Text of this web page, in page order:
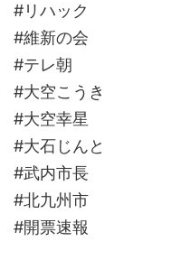
#リハック
#維新の会
#テレ朝
#大空こうき
#大空幸星
#大石じんと
#武内市長
#北九州市
#開票速報